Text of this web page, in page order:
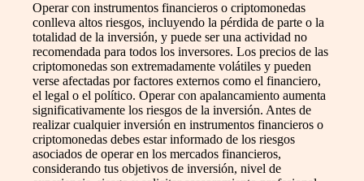
Operar con instrumentos financieros o criptomonedas
conlleva altos riesgos, incluyendo la pérdida de parte o la
totalidad de la inversión, y puede ser una actividad no
recomendada para todos los inversores. Los precios de las
criptomonedas son extremadamente volátiles y pueden
verse afectadas por factores externos como el financiero,
el legal o el político. Operar con apalancamiento aumenta
significativamente los riesgos de la inversión. Antes de
realizar cualquier inversión en instrumentos financieros o
criptomonedas debes estar informado de los riesgos
asociados de operar en los mercados financieros,
considerando tus objetivos de inversión, nivel de